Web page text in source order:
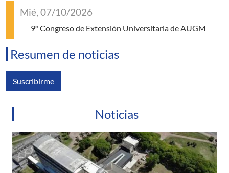
Mié, 07/10/2026
9° Congreso de Extensión Universitaria de AUGM
Resumen de noticias
Suscribirme
Noticias